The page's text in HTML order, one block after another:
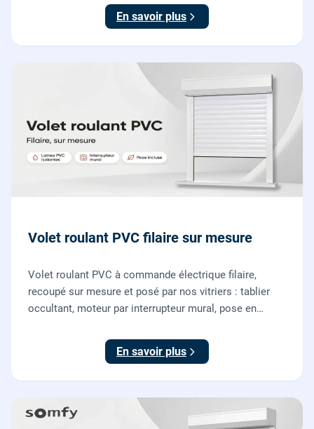
En savoir plus
Volet roulant PVC filaire sur mesure
Volet roulant PVC à commande électrique filaire,
recoupé sur mesure et posé par nos vitriers : tablier
occultant, moteur par interrupteur mural, pose en
En savoir plus